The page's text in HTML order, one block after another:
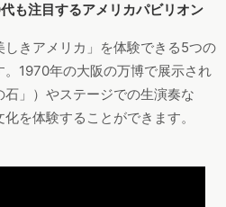
も注目するアメリカパビリオン
きアメリカ」を体験できる5つの
1970年の大阪の万博で展示され
」）やステージでの生演奏な
を体験することができます。